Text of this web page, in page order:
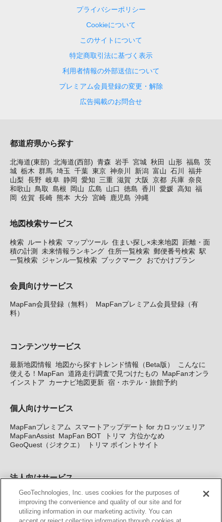
プライバシーポリシー
Cookieについて
このサイトについて
特定商取引法に基づく表示
利用者情報の外部送信について
プレミアム会員登録の変更・解除
広告掲載のお問合せ
都道府県から探す
北海道(東部) 北海道(西部) 青森 岩手 宮城 秋田 山形 福島 茨
城 栃木 群馬 埼玉 千葉 東京 神奈川 新潟 富山 石川
福井
山梨 長野 岐阜 静岡 愛知 三重 滋賀 大阪 京都 兵庫 奈良
和歌山
鳥取 島根 岡山 広島 山口 徳島 香川 愛媛 高知 福
岡
佐賀 長崎 熊本 大分 宮崎 鹿児島 沖縄
地図検索サービス
検索 ルート検索 マップツール 住まい探し×未来地図
距離・面
積の計測
未来情報ランキング 住所一覧検索 郵便番号検索 駅
一覧検索 ジャンル一覧検索 ブックマーク おでかけプラン
会員向けサービス
MapFan会員登録（無料）
MapFanプレミアム会員登録（有
料）
コンテンツサービス
最新地図情報 地図から探すトレンド情報（Beta版）
こんなに
使える！MapFan 道路走行調査で見つけたもの MapFanオンラ
インストア
カーナビ地図更新 宿・ホテル・旅館予約
個人向けサービス
MapFanプレミアム
スマートアップデート for カロッツェリア
MapFanAssist MapFan BOT トリマ 方位かなめ
GeoQuest（ジオクエ）
トリマ ポイントサイト
法人向けサービス
法人向け地図・位置情報サービス WEBサイト・システム向け地
図API Windows PC向け地図開発キット MapFan DB 住所確認
サービス
MAP WORLD+ トリマ広告 Geo-Research
GeoTechnologies, Inc. uses cookies for the purposes of
improving the convenience and quality of our site and for
utilizing information in our marketing activity. You can